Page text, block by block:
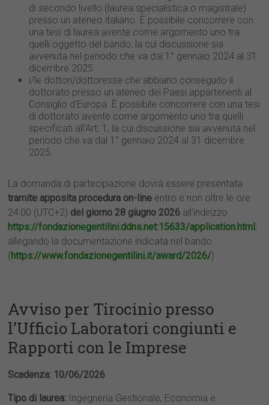
di secondo livello (laurea specialistica o magistrale)
presso un ateneo italiano. È possibile concorrere con
una tesi di laurea avente come argomento uno tra
quelli oggetto del bando, la cui discussione sia
avvenuta nel periodo che va dal 1° gennaio 2024 al 31
dicembre 2025
i/le dottori/dottoresse che abbiano conseguito il
dottorato presso un ateneo dei Paesi appartenenti al
Consiglio d’Europa. È possibile concorrere con una tesi
di dottorato avente come argomento uno tra quelli
specificati all’Art. 1, la cui discussione sia avvenuta nel
periodo che va dal 1° gennaio 2024 al 31 dicembre
2025.
La domanda di partecipazione dovrà essere presentata
tramite apposita procedura on-line entro e non oltre le ore
24:00 (UTC+2) del giorno 28 giugno 2026 all’indirizzo
https://fondazionegentilini.ddns.net:15633/application.html ,
allegando la documentazione indicata nel bando
( https://www.fondazionegentilini.it/award/2026/)
Avviso per Tirocinio presso
l’Ufficio Laboratori congiunti e
Rapporti con le Imprese
Scadenza: 10/06/2026
Tipo di laurea: Ingegneria Gestionale, Economia e